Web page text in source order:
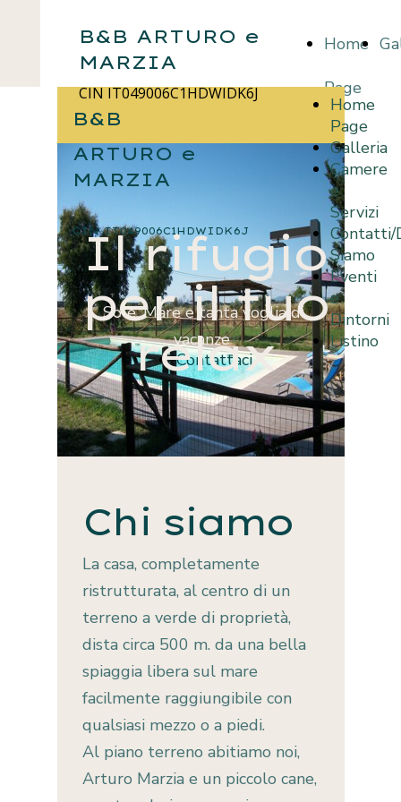
Home
Page
B&B ARTURO e
MARZIA
CIN IT049006C1HDWIDK6J
B&B
ARTURO e
MARZIA
CIN IT049006C1HDWIDK6J
Il rifugio
per il tuo
relax
Home
Page
Galleria
Camere
e
Servizi
Contatti/
Siamo
Eventi
e
Dintorni
Listino
Sole, Mare e tanta voglia di
vacanze
Contattaci
La casa, completamente
ristrutturata, al centro di un
terreno a verde di proprietà,
dista circa 500 m. da una bella
spiaggia libera sul mare
facilmente raggiungibile con
qualsiasi mezzo o a piedi.
Al piano terreno abitiamo noi,
Arturo Marzia e un piccolo cane,
Chi siamo